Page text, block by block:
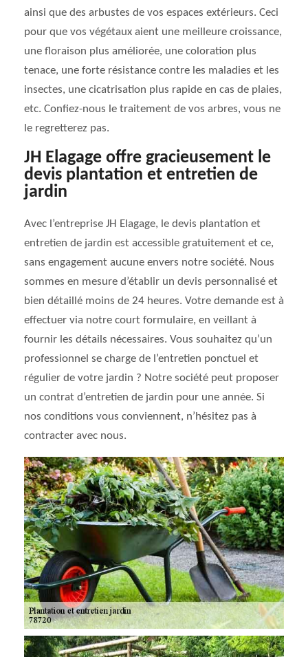
ainsi que des arbustes de vos espaces extérieurs. Ceci
pour que vos végétaux aient une meilleure croissance,
une floraison plus améliorée, une coloration plus
tenace, une forte résistance contre les maladies et les
insectes, une cicatrisation plus rapide en cas de plaies,
etc. Confiez-nous le traitement de vos arbres, vous ne
le regretterez pas.
JH Elagage offre gracieusement le
devis plantation et entretien de
jardin
Avec l’entreprise JH Elagage, le devis plantation et
entretien de jardin est accessible gratuitement et ce,
sans engagement aucune envers notre société. Nous
sommes en mesure d’établir un devis personnalisé et
bien détaillé moins de 24 heures. Votre demande est à
effectuer via notre court formulaire, en veillant à
fournir les détails nécessaires. Vous souhaitez qu’un
professionnel se charge de l’entretien ponctuel et
régulier de votre jardin ? Notre société peut proposer
un contrat d’entretien de jardin pour une année. Si
nos conditions vous conviennent, n’hésitez pas à
contracter avec nous.